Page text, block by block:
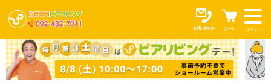
お問い合わせ カート メニュー